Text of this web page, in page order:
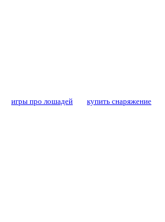
игры про лошадей купить снаряжение